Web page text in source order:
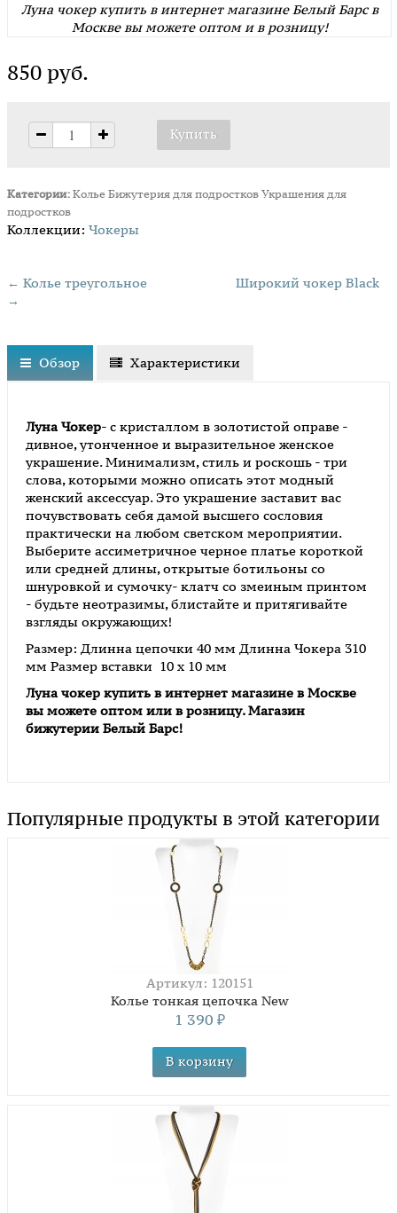
Луна чокер купить в интернет магазине Белый Барс в
Москве вы можете оптом и в розницу!
850 руб.
Категории: Колье Бижутерия для подростков Украшения для
подростков
Коллекции: Чокеры
← Колье треугольное
Широкий чокер Black
→
Обзор Характеристики
Луна Чокер- с кристаллом в золотистой оправе -
дивное, утонченное и выразительное женское
украшение. Минимализм, стиль и роскошь - три
слова, которыми можно описать этот модный
женский аксессуар. Это украшение заставит вас
почувствовать себя дамой высшего сословия
практически на любом светском мероприятии.
Выберите ассиметричное черное платье короткой
или средней длины, открытые ботильоны со
шнуровкой и сумочку- клатч со змеиным принтом
- будьте неотразимы, блистайте и притягивайте
взгляды окружающих!
Размер: Длинна цепочки 40 мм Длинна Чокера 310
мм Размер вставки 10 х 10 мм
Луна чокер купить в интернет магазине в Москве
вы можете оптом или в розницу. Магазин
бижутерии Белый Барс!
Популярные продукты в этой категории
Артикул: 120151
Колье тонкая цепочка New
1 390 ₽